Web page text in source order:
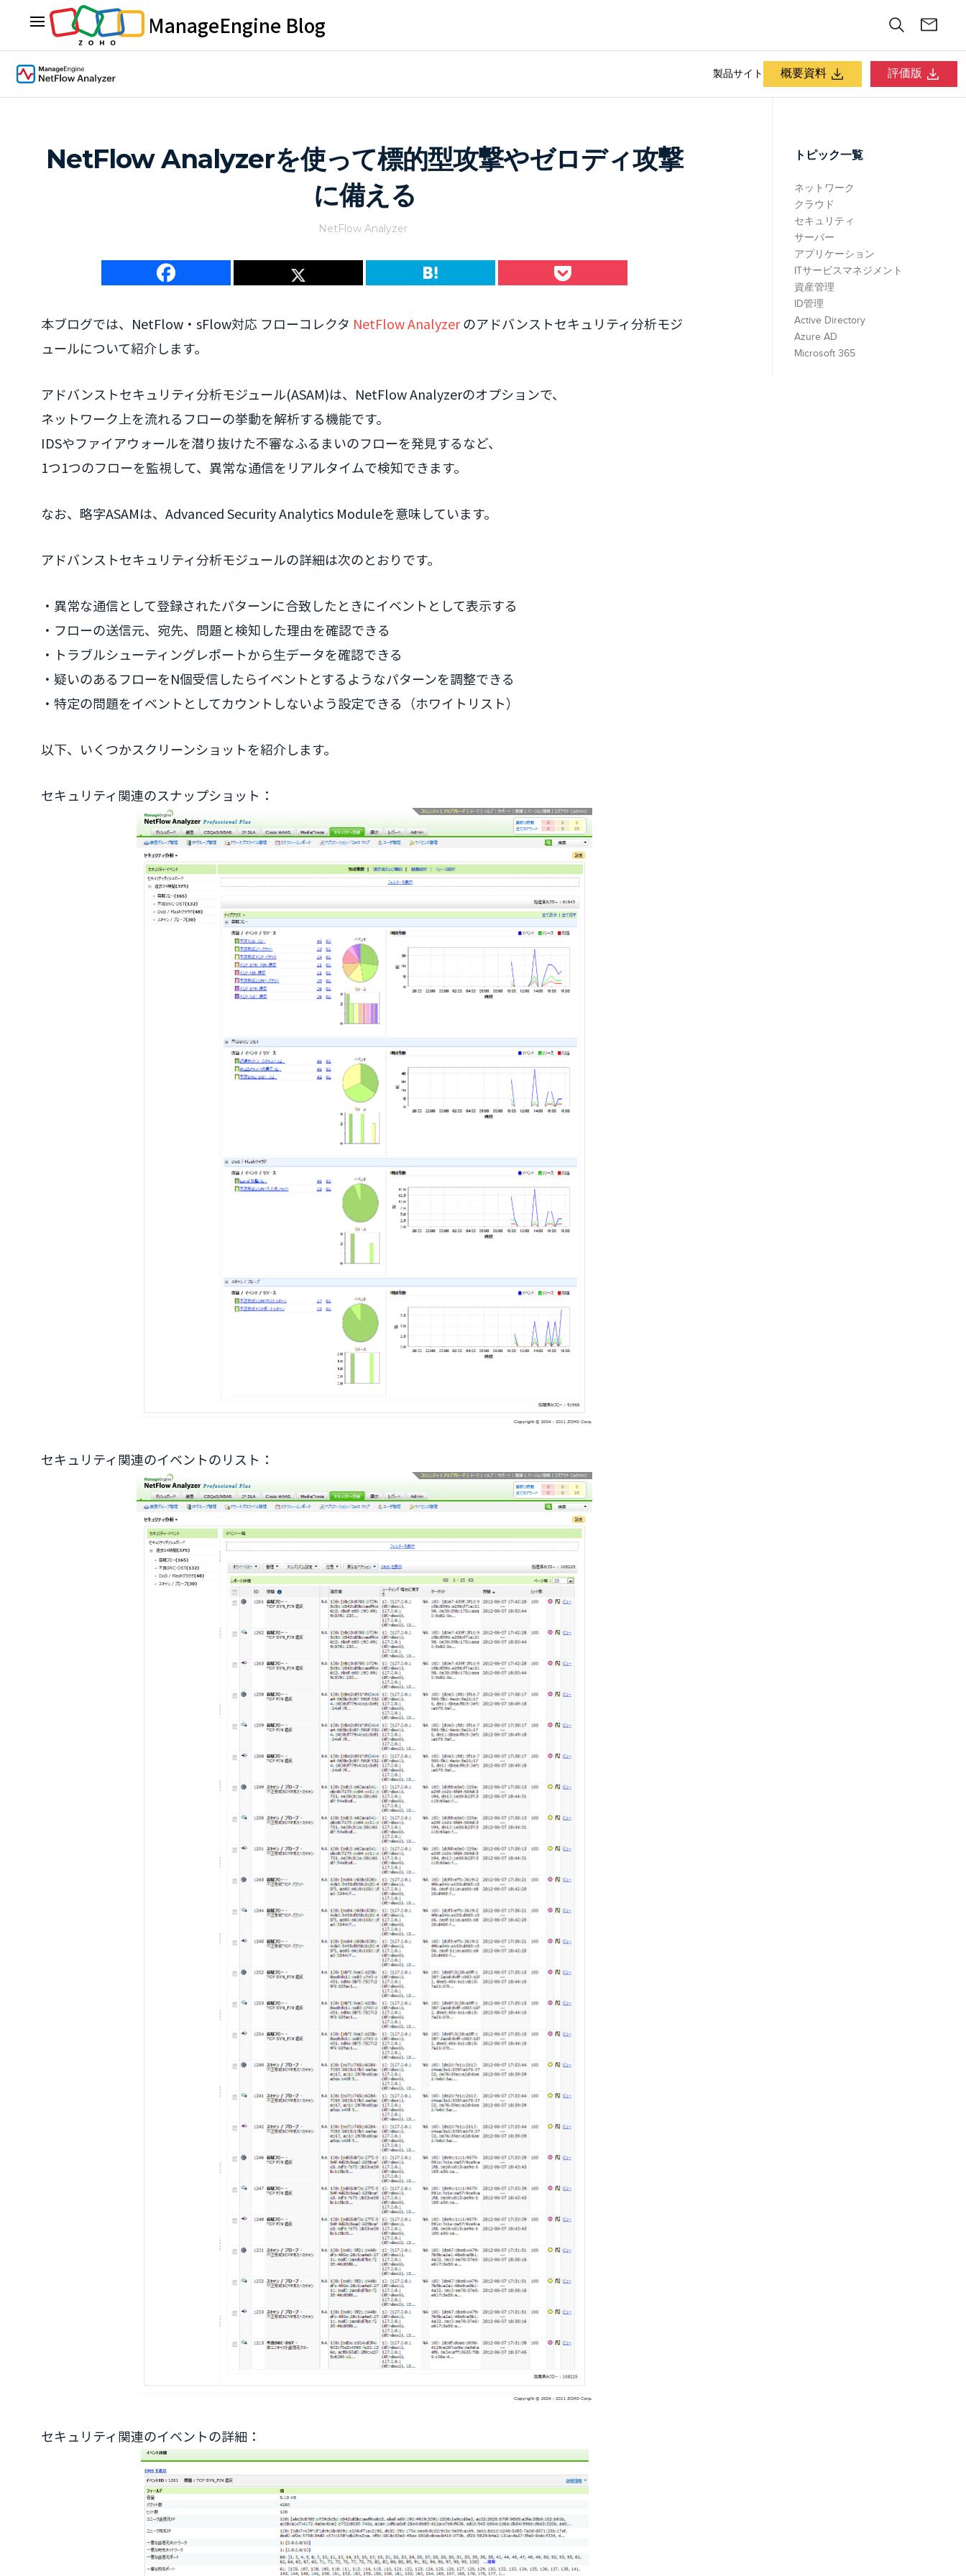
ManageEngine Blog
製品サイト 概要資料 評価版
NetFlow Analyzerを使って標的型攻撃やゼロディ攻撃
に備える
NetFlow Analyzer
本ブログでは、NetFlow・sFlow対応 フローコレクタ NetFlow Analyzerのアドバンストセキュリティ分析モジ
ュールについて紹介します。
アドバンストセキュリティ分析モジュール(ASAM)は、NetFlow Analyzerのオプションで、
ネットワーク上を流れるフローの挙動を解析する機能です。
IDSやファイアウォールを潜り抜けた不審なふるまいのフローを発見するなど、
1つ1つのフローを監視して、異常な通信をリアルタイムで検知できます。
なお、略字ASAMは、Advanced Security Analytics Moduleを意味しています。
アドバンストセキュリティ分析モジュールの詳細は次のとおりです。
・異常な通信として登録されたパターンに合致したときにイベントとして表示する
・フローの送信元、宛先、問題と検知した理由を確認できる
・トラブルシューティングレポートから生データを確認できる
・疑いのあるフローをN個受信したらイベントとするようなパターンを調整できる
・特定の問題をイベントとしてカウントしないよう設定できる（ホワイトリスト）
以下、いくつかスクリーンショットを紹介します。
セキュリティ関連のスナップショット：
セキュリティ関連のイベントのリスト：
セキュリティ関連のイベントの詳細：
トピック一覧
ネットワーク
クラウド
セキュリティ
サーバー
アプリケーション
ITサービスマネジメント
資産管理
ID管理
Active Directory
Azure AD
Microsoft 365